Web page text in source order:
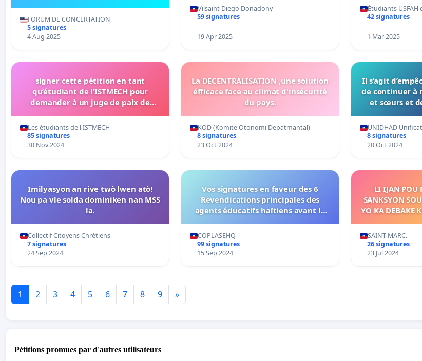
FORUM DE CONCERTATION
5 signatures
4 Aug 2025
Vilsaint Diego Donadony
59 signatures
19 Apr 2025
Étudiants USFAH
42 signatures
1 Mar 2025
signer cette pétition en tant
qu’étudiant de l’ISTMECH pour
demander à un juge de paix de
l’installation d’une commission
provisoire,en attente la décision
formelle du MSPP
Les étudiants de l'ISTMECH
85 signatures
30 Nov 2024
La DECENTRALISATION ,une solution
éfficace face au climat d'insécurité
du pays.
KOD (Komite Otonomi Depatmantal)
8 signatures
23 Oct 2024
Il s’agit
de continuer à
et sœurs et
UNIDHAD
8 signatures
20 Oct 2024
Imilyasyon an rive twò lwen atò!
Nou pa vle solda dominiken nan MSS
la.
Collectif Citoyens Chrétiens
7 signatures
24 Sep 2024
Vos signatures en faveur des 6
Revendications principales des
agents éducatifs haïtiens avant la
COPLASEHQ
99 signatures
15 Sep 2024
LI IJAN POU
SANKSYON
YO KA DEBAKE KÒMSADWA NAN WAF
SAINT MARC.
26 signatures
23 Jul 2024
1 2 3 4 5 6 7 8 9 »
Pétitions promues par d'autres utilisateurs